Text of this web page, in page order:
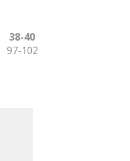
38-40
97-102